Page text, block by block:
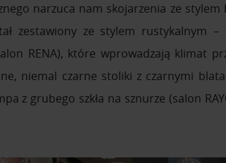
narzuca nam skojarzenia ze
zestawiony ze stylem rustykalnym
RENA), które wprowadzają klimat
niemal czarne stoliki z czarnymi
z grubego szkła na sznurze (salon